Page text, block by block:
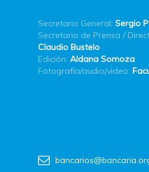
Secretario General: Sergio
Secretario de Prensa /
Claudio Bustelo
Edición: Aldana Somoza
Fotografía/audio/video: